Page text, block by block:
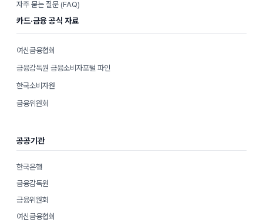
자주 묻는 질문 (FAQ)
카드·금융 공식 자료
여신금융협회
금융감독원 금융소비자포털 파인
한국소비자원
금융위원회
공공기관
한국은행
금융감독원
금융위원회
여신금융협회